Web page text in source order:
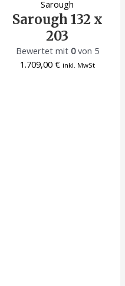
Sarough
Sarough 132 x
203
Bewertet mit 0von 5
1.709,00 € inkl. MwSt